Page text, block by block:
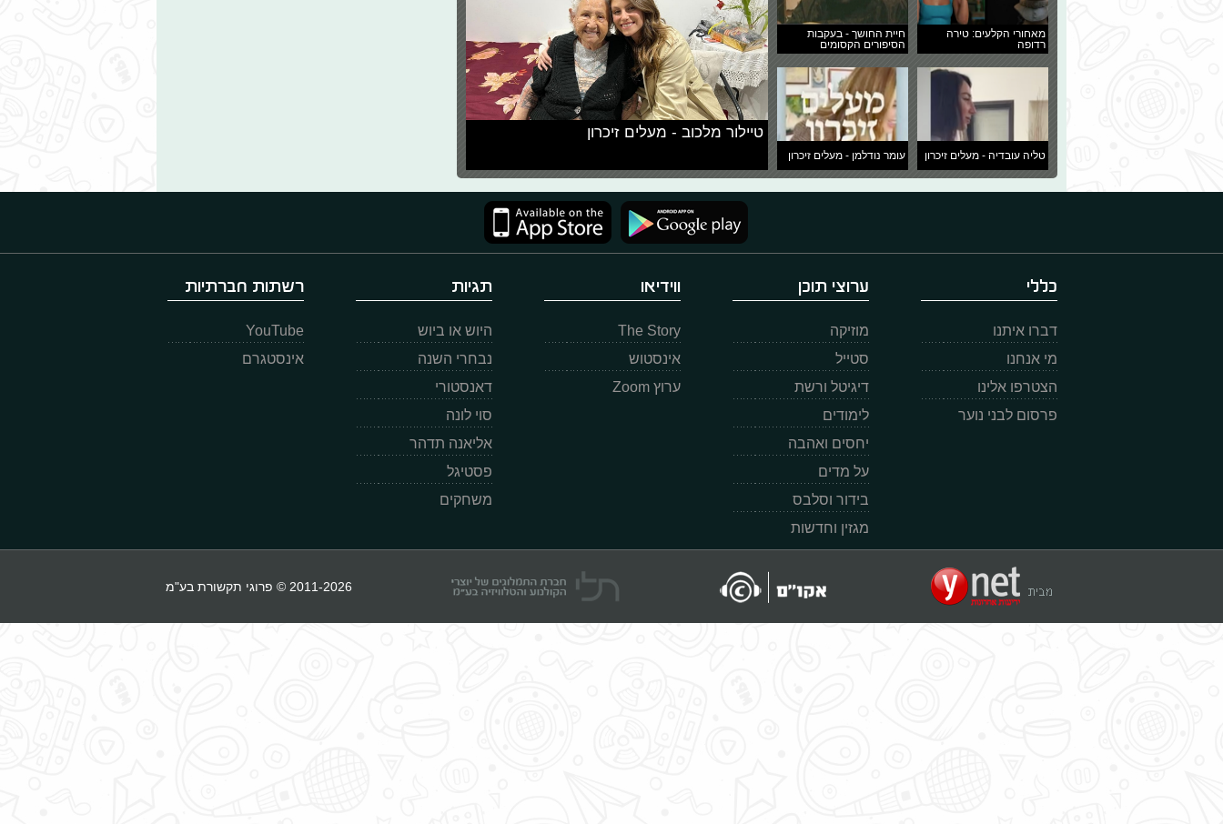
מאחורי הקלעים: טירה
רדופה
חיית החושך - בעקבות
הסיפורים הקסומים
טליה עובדיה - מעלים זיכרון עומר נודלמן - מעלים זיכרון
טיילור מלכוב - מעלים זיכרון
כללי
דברו איתנו
מי אנחנו
הצטרפו אלינו
פרסום לבני נוער
ערוצי תוכן
מוזיקה
סטייל
דיגיטל ורשת
לימודים
יחסים ואהבה
על מדים
בידור וסלבס
מגזין וחדשות
ווידיאו
The Story
אינסטוש
ערוץ Zoom
תגיות
היוש או ביוש
נבחרי השנה
דאנסטורי
סוי לונה
אליאנה תדהר
פסטיגל
משחקים
רשתות חברתיות
YouTube
אינסטגרם
2011-2026 © פרוגי תקשורת בע"מ